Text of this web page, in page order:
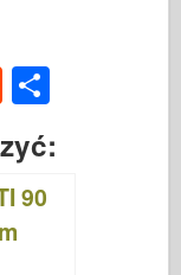
R
e
d
di
t
ar